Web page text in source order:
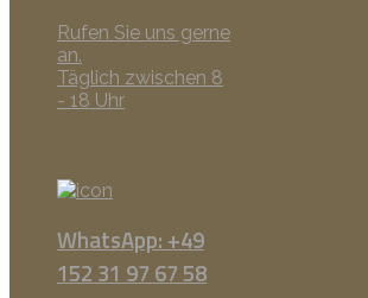
Rufen Sie uns gerne
an.
Täglich zwischen 8
- 18 Uhr
WhatsApp: +49
152 31 97 67 58